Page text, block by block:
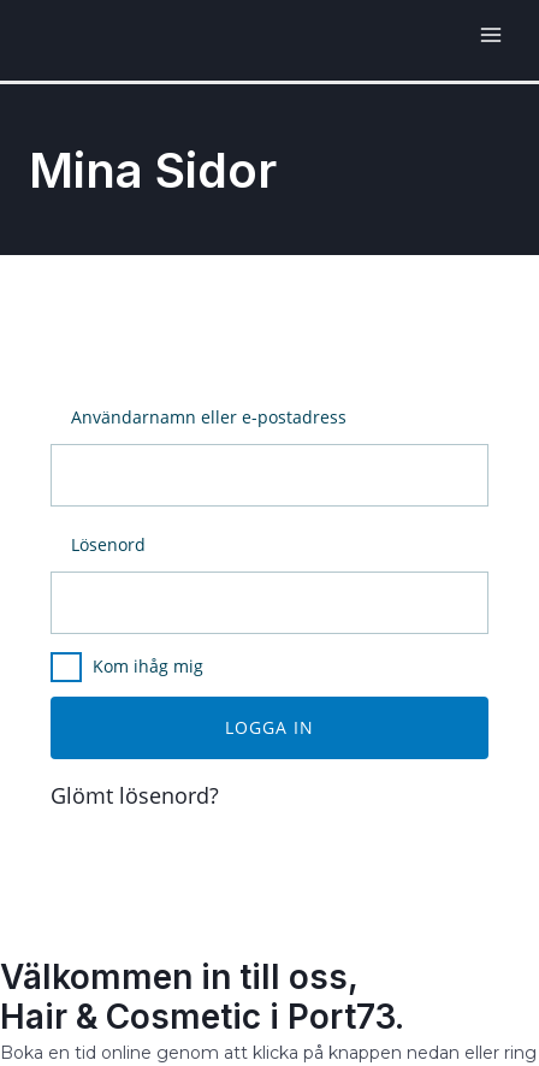
Mina Sidor
Användarnamn eller e-postadress
Lösenord
Kom ihåg mig
Glömt lösenord?
Välkommen in till oss,
Hair & Cosmetic i Port73.
Boka en tid online genom att klicka på knappen nedan eller ring